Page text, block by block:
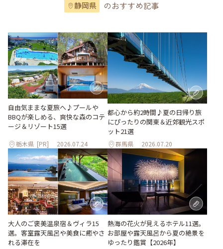
静岡県 のおすすめ記事
自由気ままな夏旅へ♪プールや
BBQが楽しめる、爽快な森のコテ
ージ＆リゾート15選
栃木県 [PR] 2026.07.24
都心から約2時間♪夏の日帰り旅
にぴったりの関東＆近郊観光スポ
ット21選
群馬県 2026.07.20
大人のご褒美温泉宿＆ヴィラ15
選。客室露天風呂や美食に癒やさ
れる滞在を
熱海の花火が見えるホテル11選。
お部屋や露天風呂から夏の絶景を
ゆったり鑑賞【2026年】